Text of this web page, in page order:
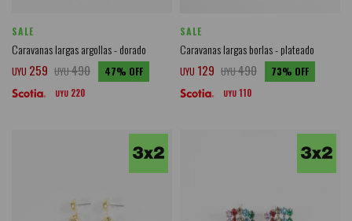
SALE
Caravanas largas argollas - dorado
UYU 259 UYU490 47
UYU 220
SALE
Caravanas largas borlas - plateado
UYU 129 UYU490 73
UYU 110